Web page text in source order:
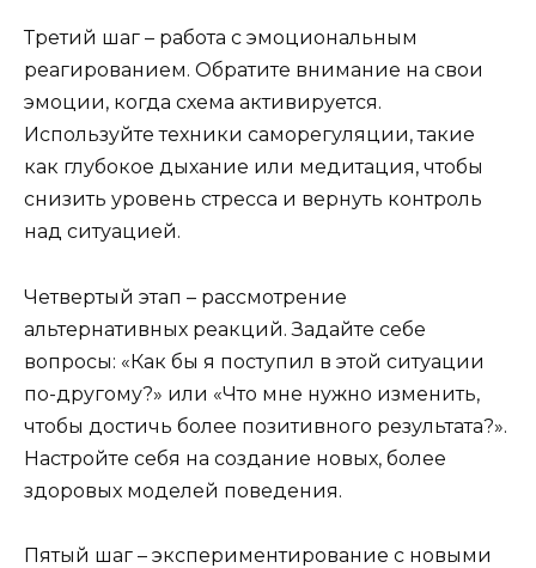
Третий шаг – работа с эмоциональным
реагированием. Обратите внимание на свои
эмоции, когда схема активируется.
Используйте техники саморегуляции, такие
как глубокое дыхание или медитация, чтобы
снизить уровень стресса и вернуть контроль
над ситуацией.
Четвертый этап – рассмотрение
альтернативных реакций. Задайте себе
вопросы: «Как бы я поступил в этой ситуации
по-другому?» или «Что мне нужно изменить,
чтобы достичь более позитивного результата?».
Настройте себя на создание новых, более
здоровых моделей поведения.
Пятый шаг – экспериментирование с новыми